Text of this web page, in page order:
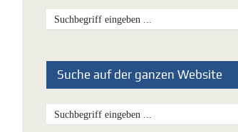
Suche auf der ganzen Website